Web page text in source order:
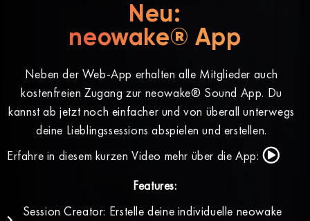
Neu:
neowake® App
Neben der Web-App erhalten alle Mitglieder auch
kostenfreien Zugang zur neowake® Sound App. Du
kannst ab jetzt noch einfacher und von überall unterwegs
deine Lieblingssessions abspielen und erstellen.
Erfahre in diesem kurzen Video mehr über die App:
Features:
Session Creator: Erstelle deine individuelle neowake